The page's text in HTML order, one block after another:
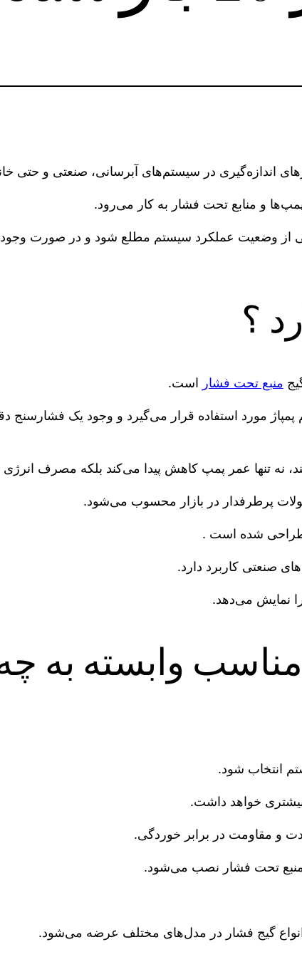
اندازه‌گیری در سیستم‌های آبرسانی، صنعتی و حتی
پمپ‌ها و منابع تحت فشار به کار می‌رود.
از وضعیت عملکرد سیستم مطلع شود و در صورت
؟
منبع تحت فشار است.
مورد استفاده قرار می‌گیرد و وجود یک فشارسنج
نه تنها عمر پمپ کاهش پیدا می‌کند بلکه مصرف انرژی
طراحی شده است .
صنعتی کاربرد دارد.
وابسته به
انتخاب شود.
خواهد داشت.
و مقاومت در برابر خوردگی.
تحت فشار نصب می‌شود.
گیج فشار در مدل‌های مختلف عرضه می‌شود.